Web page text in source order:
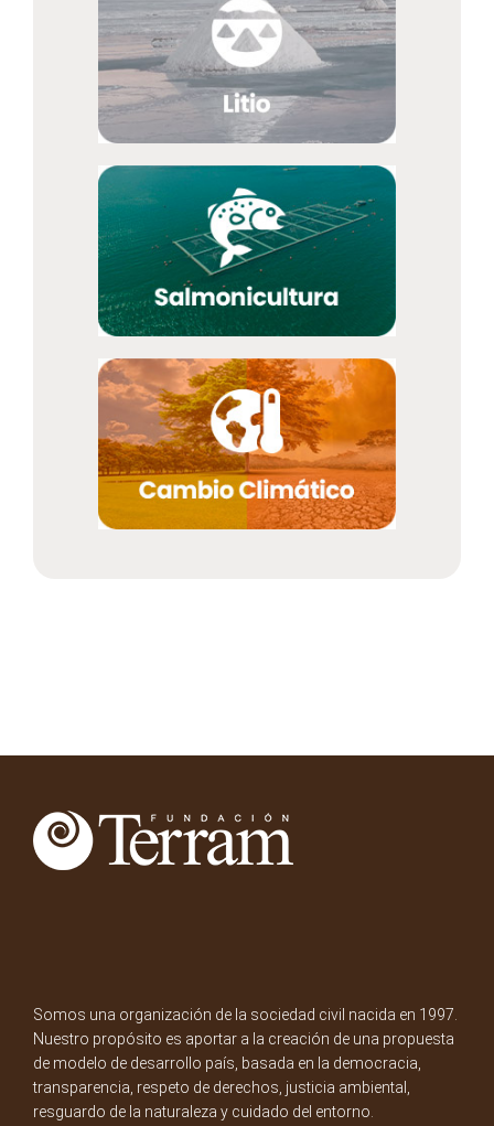
Somos una organización de la sociedad civil nacida en 1997.
Nuestro propósito es aportar a la creación de una propuesta
de modelo de desarrollo país, basada en la democracia,
transparencia, respeto de derechos, justicia ambiental,
resguardo de la naturaleza y cuidado del entorno.